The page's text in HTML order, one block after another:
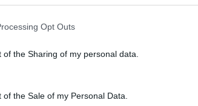
Opt Outs
of the Sharing of my personal data.
the Sale of my Personal Data.
2020- 7.681 visualizzazioni